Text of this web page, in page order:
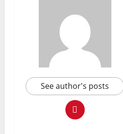
See author's posts